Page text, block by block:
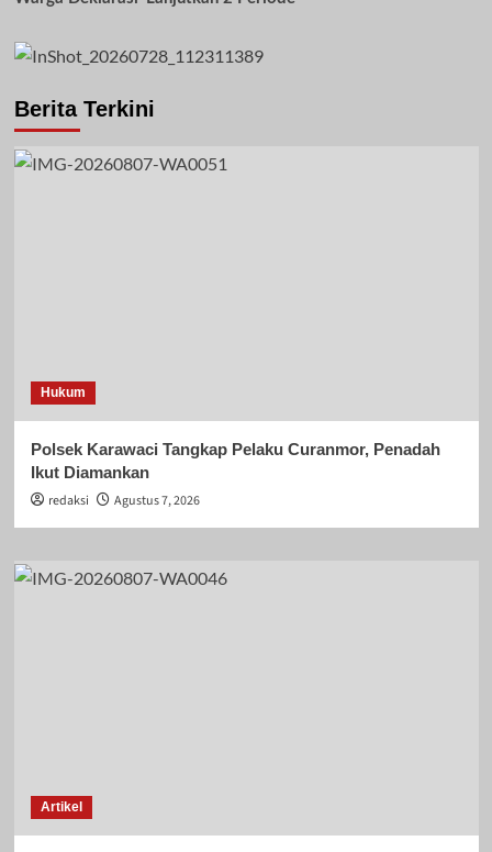
Berita Terkini
Hukum
Polsek Karawaci Tangkap Pelaku Curanmor, Penadah
Ikut Diamankan
redaksi
Agustus 7, 2026
Artikel